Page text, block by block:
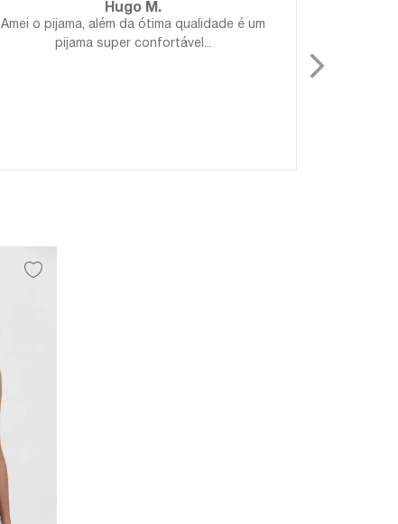
Hugo M.
Amei o pijama, além da ótima qualidade é um
pijama super confortável...